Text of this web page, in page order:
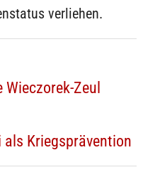
verliehen.
Zeul
als Kriegsprävention